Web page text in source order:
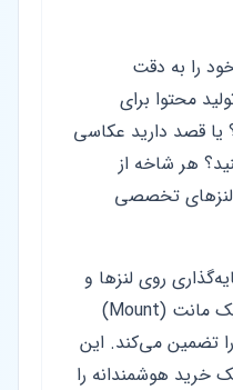
را به دقت
محتوا برای
قصد دارید عکاسی
هر شاخه از
لنزهای تخصصی
روی لنزها و
لوازم جانبی است. انتخاب یک مانت (Mount)
تضمین می‌کند. این
خرید هوشمندانه را